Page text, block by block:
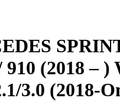
910 (2018 – )
3.0 (2018-